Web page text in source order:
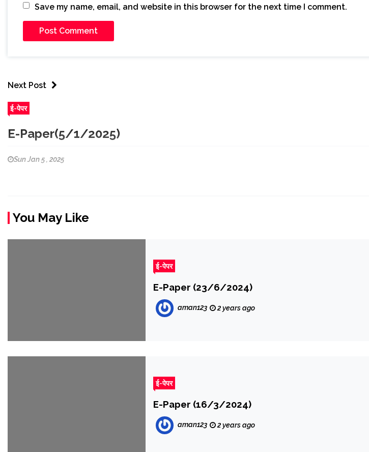
Save my name, email, and website in this browser for the next time I comment.
Next Post
ई-पेपर
E-Paper(5/1/2025)
Sun Jan 5 , 2025
You May Like
ई-पेपर
E-Paper (23/6/2024)
aman123 2 years ago
ई-पेपर
E-Paper (16/3/2024)
aman123 2 years ago